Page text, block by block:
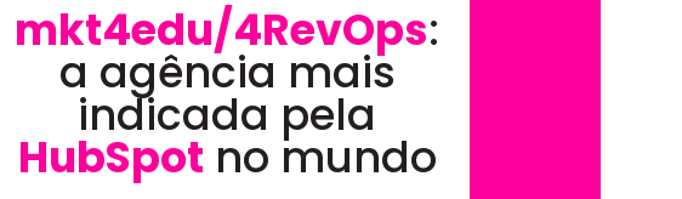
mkt4edu/4RevOps:
a agência mais
indicada pela
HubSpot no mundo